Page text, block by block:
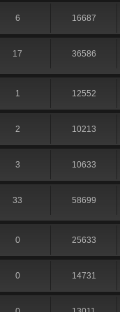
6 16687
17 36586
1 12552
2 10213
3 10633
33 58699
0 25633
0 14731